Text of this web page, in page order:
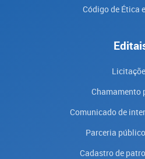
Código de Ética
Chamamento
Comunicado de
Parceria
Cadastro de